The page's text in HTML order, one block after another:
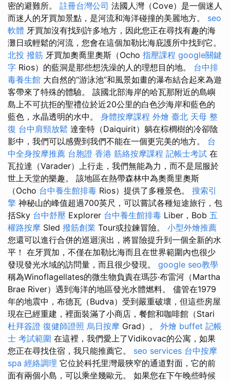
密的避難所。 註冊台灣公司 法國人灣（Cove）是一個迷人
而迷人的牙買加景點，是河流和海洋碰撞的美麗地方。 seo
軟體 牙買加沒有找到許多地方，因此您正在尋找有趣的海
灘日或輕鬆的河流，您會在這個加勒比海庇護所中找到它。
北投 撥筋 牙買加奧喬里奧斯（Ocho 指壓課程 google關鍵
字 Rios）的藍洞是那些想洗澡的人的理想目的地。 台中排
毒養生館 大自然的“游泳池”和風景如畫的瀑布結合起來為遊
客帶來了特殊的體驗。 該國北部海岸的哈瓦那附近的島嶼
島上不可抗拒的聖禮位於近20公里的白色沙海岸和藍色的
藍色，水晶透明的水中。 身體按摩課程 外燴 臺北 天母 整
復 台中肩頸放鬆 達奎特（Daiquirit）躺在棕櫚樹的冷卻陰
影中，我們可以感覺到我們不能在一個更完美的地方。 台
中全身按摩推薦 台胞證 香港 筋絡按摩課程 記帳士考試 在
瓦拉達（Varader）上行走，我們無能為力，而不是屈服於
世上天堂的樂趣。 該地區在熱帶森林中為奧喬里奧斯
（Ocho 台中養生館排毒 Rios）提供了多種景色。 搜索引
擎 神秘山的峰值超過700英尺，可以嘗試各種短途旅行，包
括Sky 台中舒壓 Explorer 台中養生館排毒 Liber，Bob 五
權路按摩 Sled 撥筋創業 Tour或拉鍊冒險。 小型外燴推薦
您還可以進行合併的巡迴演出，將冒險提升到一個全新的水
平！ 在牙買加，不僅在加勒比海而且在世界範圍內也很少
發現發光水域的訪問量，而且很少發現。 google seo教學
稱為Winoflagellates的微生物負責在瑪莎·布雷河（Martha
Brae River）遇到海洋的地區發光水體燃料。 儘管在1979
年的地震中，布德瓦（Budva）受到嚴重破壞，但這些房屋
現在已經重建，裡面裝滿了小商店，餐館和咖啡館（Stari
杜拜簽證 復健師證照 烏日按摩 Grad）。 外燴 buffet 記帳
士 考試範圍 在這裡，我們愛上了Vidikovac的公寓，如果
您正在尋找住宿，我只能推薦它。 seo services 台中按摩
spa 經絡調理 它位於科托里灣最狹窄的通道對面，它的前
面有兩個小島，可以乘坐幾歐元。 如果您在下午晚些時候